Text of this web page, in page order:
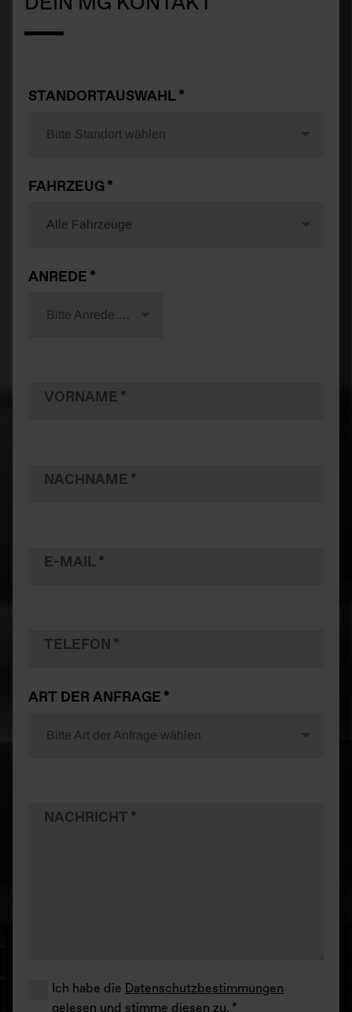
DEIN MG KONTAKT
STANDORTAUSWAHL
Bitte Standort wählen
FAHRZEUG
Alle Fahrzeuge
ANREDE
Bitte Anrede wählen
VORNAME
NACHNAME
E-MAIL
TELEFON
ART DER ANFRAGE
Bitte Art der Anfrage wählen
NACHRICHT
Ich habe die Datenschutzbestimmungen
gelesen und stimme diesen zu.